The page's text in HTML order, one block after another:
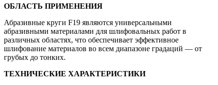
ОБЛАСТЬ ПРИМЕНЕНИЯ
Абразивные круги F19 являются универсальными
абразивными материалами для шлифовальных работ в
различных областях, что обеспечивает эффективное
шлифование материалов во всем диапазоне градаций — от
грубых до тонких.
ТЕХНИЧЕСКИЕ ХАРАКТЕРИСТИКИ